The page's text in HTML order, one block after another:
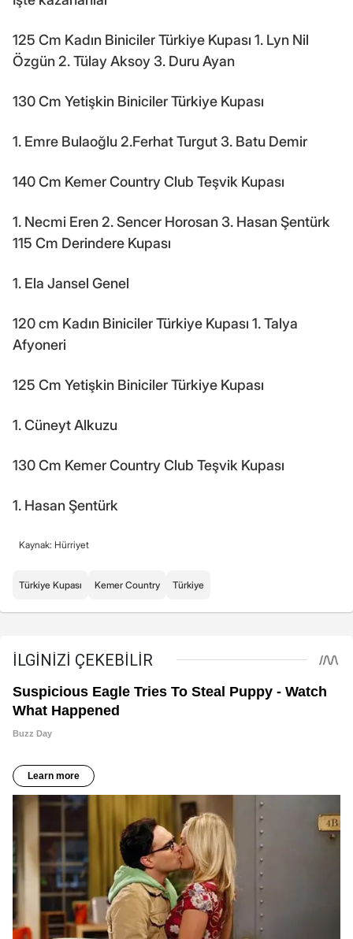
125 Cm Kadın Biniciler Türkiye Kupası 1. Lyn Nil
Özgün 2. Tülay Aksoy 3. Duru Ayan
130 Cm Yetişkin Biniciler Türkiye Kupası
1. Emre Bulaoğlu 2.Ferhat Turgut 3. Batu Demir
140 Cm Kemer Country Club Teşvik Kupası
1. Necmi Eren 2. Sencer Horosan 3. Hasan Şentürk
115 Cm Derindere Kupası
1. Ela Jansel Genel
120 cm Kadın Biniciler Türkiye Kupası 1. Talya
Afyoneri
125 Cm Yetişkin Biniciler Türkiye Kupası
1. Cüneyt Alkuzu
130 Cm Kemer Country Club Teşvik Kupası
1. Hasan Şentürk
Kaynak: Hürriyet
Türkiye Kupası Kemer Country Türkiye